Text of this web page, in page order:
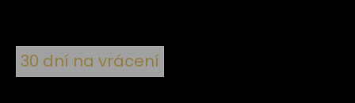
30 dní na vrácení